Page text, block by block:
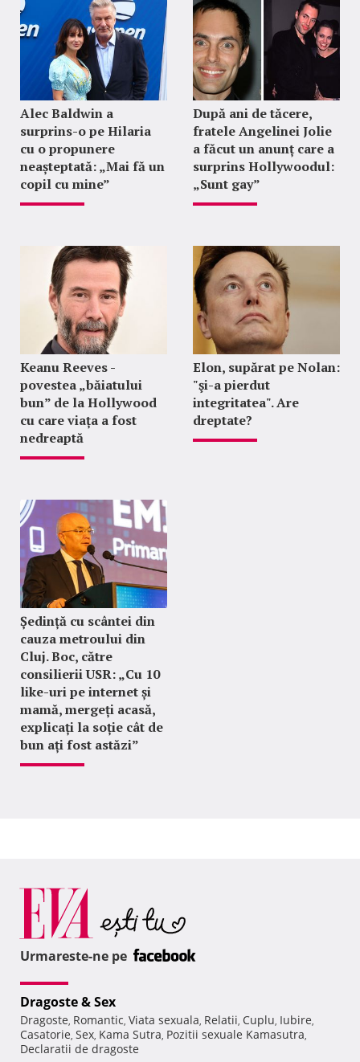
Alec Baldwin a
surprins-o pe Hilaria
cu o propunere
neașteptată: „Mai fă un
copil cu mine”
După ani de tăcere,
fratele Angelinei Jolie
a făcut un anunț care a
surprins Hollywoodul:
„Sunt gay”
Keanu Reeves -
povestea „băiatului
bun” de la Hollywood
cu care viața a fost
nedreaptă
Elon, supărat pe Nolan:
"şi-a pierdut
integritatea". Are
dreptate?
Ședință cu scântei din
cauza metroului din
Cluj. Boc, către
consilierii USR: „Cu 10
like-uri pe internet și
mamă, mergeți acasă,
explicați la soție cât de
bun ați fost astăzi”
Urmareste-ne pe
Dragoste & Sex
Dragoste, Romantic, Viata sexuala, Relatii, Cuplu, Iubire,
Casatorie, Sex, Kama Sutra, Pozitii sexuale Kamasutra,
Declaratii de dragoste